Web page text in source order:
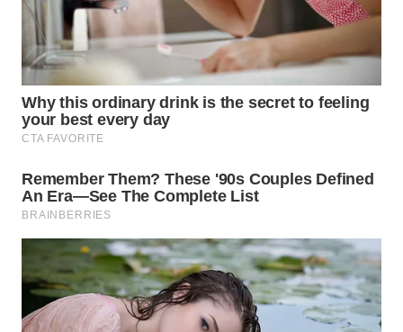
WN
PURWAKARTA
WN
PRIANGAN
TIMUR
WN
SEMARANG
WN
SOLO
WN